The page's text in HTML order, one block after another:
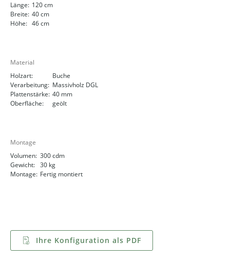
Länge: 120 cm
Breite: 40 cm
Höhe: 46 cm
Material
Holzart:
Buche
Verarbeitung: Massivholz DGL
Plattenstärke: 40 mm
Oberfläche:
geölt
Montage
Volumen: 300 cdm
Gewicht: 30 kg
Montage: Fertig montiert
Ihre Konfiguration als PDF